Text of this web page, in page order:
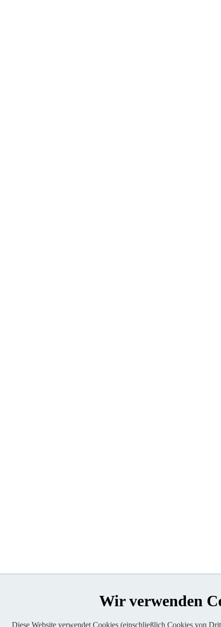
Wir verwenden
Diese Website verwendet Cookies (einschließlich Cookies von